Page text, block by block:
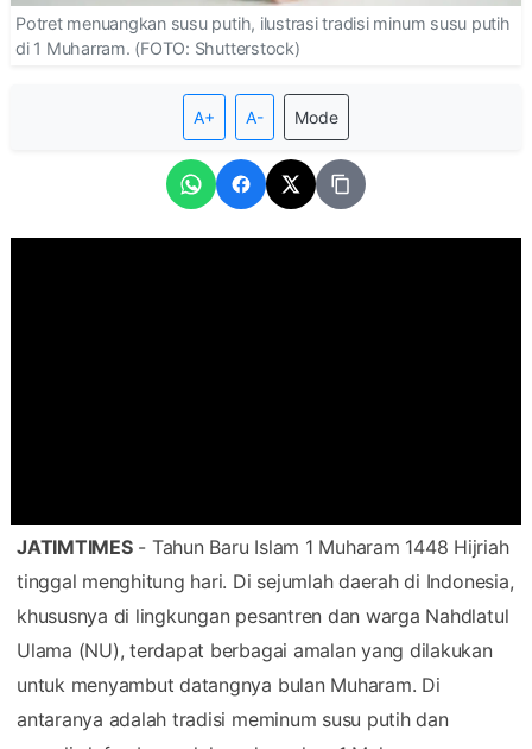
Potret menuangkan susu putih, ilustrasi tradisi minum susu putih
di 1 Muharram. (FOTO: Shutterstock)
A+ A- Mode
JATIMTIMES- Tahun Baru Islam 1 Muharam 1448 Hijriah
tinggal menghitung hari. Di sejumlah daerah di Indonesia,
khususnya di lingkungan pesantren dan warga Nahdlatul
Ulama (NU), terdapat berbagai amalan yang dilakukan
untuk menyambut datangnya bulan Muharam. Di
antaranya adalah tradisi meminum susu putih dan